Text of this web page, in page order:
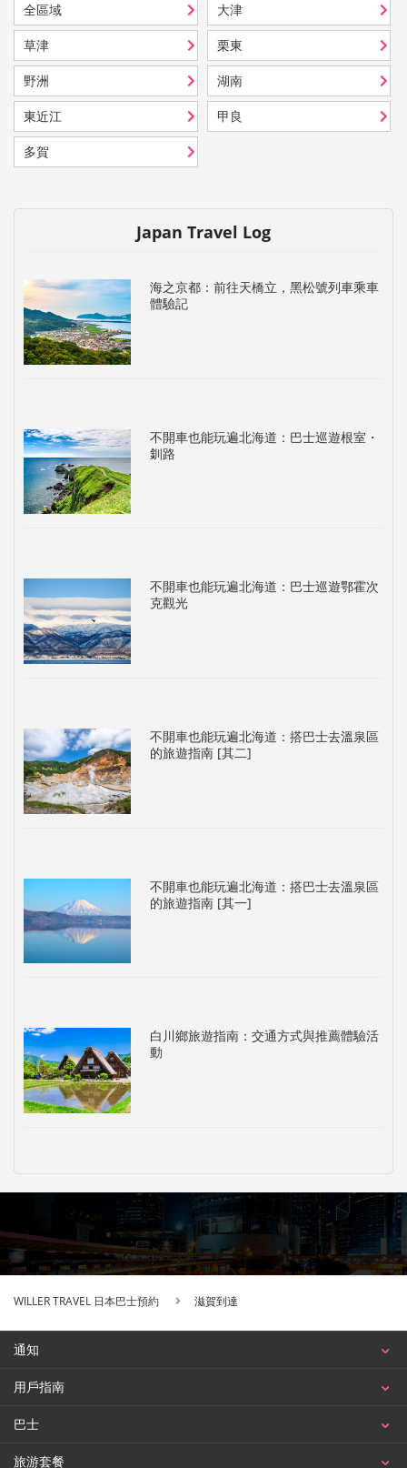
全區域 大津
草津 栗東
野洲 湖南
東近江 甲良
多賀
Japan Travel Log
海之京都：前往天橋立，黑松號列車乘車
體驗記
不開車也能玩遍北海道：巴士巡遊根室・
釧路
不開車也能玩遍北海道：巴士巡遊鄂霍次
克觀光
不開車也能玩遍北海道：搭巴士去溫泉區
的旅遊指南 [其二]
不開車也能玩遍北海道：搭巴士去溫泉區
的旅遊指南 [其一]
白川鄉旅遊指南：交通方式與推薦體驗活
動
WILLER TRAVEL 日本巴士預約 滋賀到達
通知
用戶指南
巴士
旅游套餐